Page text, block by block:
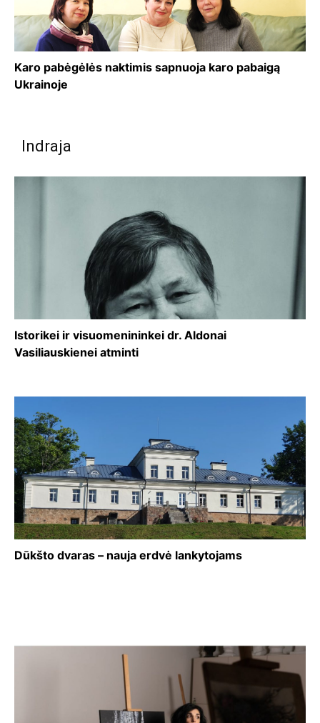
Karo pabėgėlės naktimis sapnuoja karo pabaigą
Ukrainoje
Indraja
Istorikei ir visuomenininkei dr. Aldonai
Vasiliauskienei atminti
Dūkšto dvaras – nauja erdvė lankytojams